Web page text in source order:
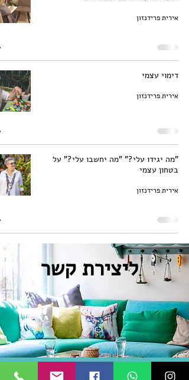
אירית פרידנזון
דימוי עצמי
אירית פרידנזון
"מה יגידו עלי?" "מה יחשבו עלי?" על
בטחון עצמי
אירית פרידנזון
ליצירת קשר
פגישה אישית בבאר יעקב